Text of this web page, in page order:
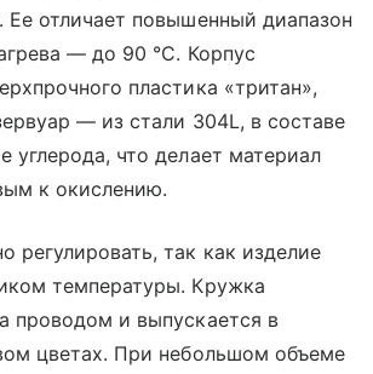
Ее отличает повышенный диапазон
— до 90 °C. Корпус
пластика «тритан»,
— из стали 304L, в составе
углерода, что делает материал
к окислению.
регулировать, так как изделие
температуры. Кружка
проводом и выпускается в
цветах. При небольшом объеме